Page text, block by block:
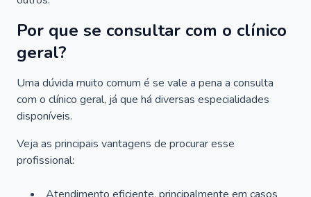
Por que se consultar com o clínico
geral?
Uma dúvida muito comum é se vale a pena a consulta
com o clínico geral, já que há diversas especialidades
disponíveis.
Veja as principais vantagens de procurar esse
profissional: